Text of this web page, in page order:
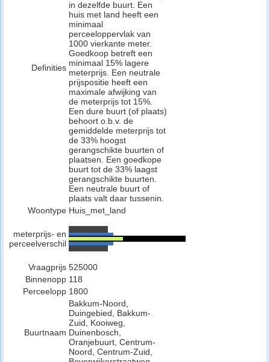
Definities
in dezelfde buurt. Een
huis met land heeft een
minimaal
perceeloppervlak van
1000 vierkante meter.
Goedkoop betreft een
minimaal 15% lagere
meterprijs. Een neutrale
prijspositie heeft een
maximale afwijking van
de meterprijs tot 15%.
Een dure buurt (of plaats)
behoort o.b.v. de
gemiddelde meterprijs tot
de 33% hoogst
gerangschikte buurten of
plaatsen. Een goedkope
buurt tot de 33% laagst
gerangschikte buurten.
Een neutrale buurt of
plaats valt daar tussenin.
Woontype Huis_met_land
meterprijs- en
perceelverschil
Vraagprijs 525000
Binnenopp 118
Perceelopp 1800
Buurtnaam
Bakkum-Noord,
Duingebied, Bakkum-
Zuid, Kooiweg,
Duinenbosch,
Oranjebuurt, Centrum-
Noord, Centrum-Zuid,